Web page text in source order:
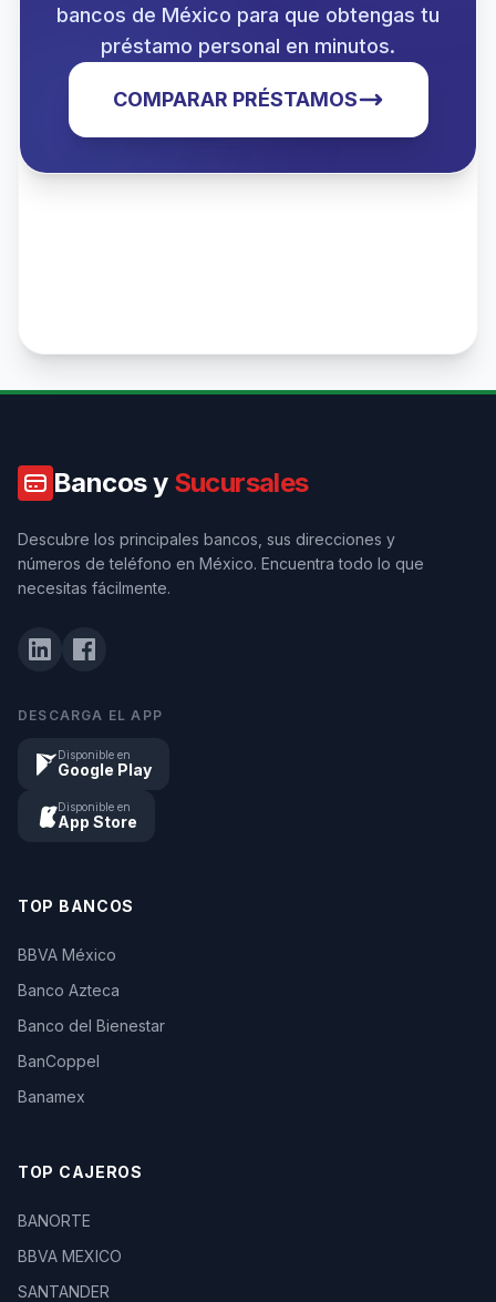
bancos de México para que obtengas tu
préstamo personal en minutos.
COMPARAR PRÉSTAMOS
Bancos y Sucursales
Descubre los principales bancos, sus direcciones y
números de teléfono en México. Encuentra todo lo que
necesitas fácilmente.
DESCARGA EL APP
Disponible en
Google Play
Disponible en
App Store
TOP BANCOS
BBVA México
Banco Azteca
Banco del Bienestar
BanCoppel
Banamex
TOP CAJEROS
BANORTE
BBVA MEXICO
SANTANDER